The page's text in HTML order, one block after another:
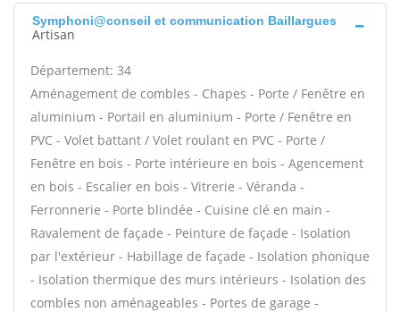
Symphoni@conseil et communication Baillargues
Artisan
Département: 34
Aménagement de combles - Chapes - Porte / Fenêtre en
aluminium - Portail en aluminium - Porte / Fenêtre en
PVC - Volet battant / Volet roulant en PVC - Porte /
Fenêtre en bois - Porte intérieure en bois - Agencement
en bois - Escalier en bois - Vitrerie - Véranda -
Ferronnerie - Porte blindée - Cuisine clé en main -
Ravalement de façade - Peinture de façade - Isolation
par l'extérieur - Habillage de façade - Isolation phonique
- Isolation thermique des murs intérieurs - Isolation des
combles non aménageables - Portes de garage -